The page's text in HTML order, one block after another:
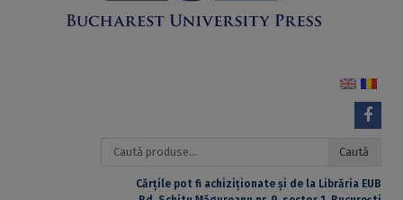
Caută
Caută
Cărțile pot fi achiziționate și de la Librăria EUB